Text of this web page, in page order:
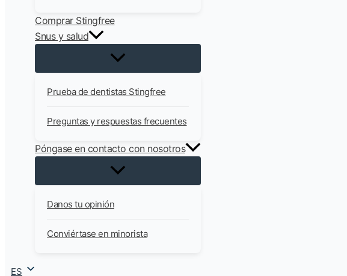
Comprar Stingfree
Snus y salud
Prueba de dentistas Stingfree
Preguntas y respuestas frecuentes
Póngase en contacto con nosotros
Danos tu opinión
Conviértase en minorista
ES